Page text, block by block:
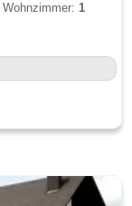
Wohnzimmer:1